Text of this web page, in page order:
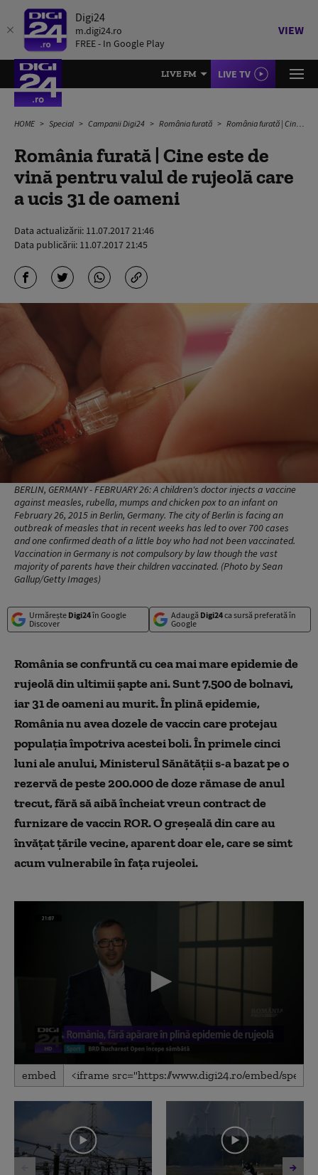
Digi24
m.digi24.ro
FREE - In Google Play
VIEW
LIVE FM LIVE TV
HOME Special Campanii Digi24 România furată România furată | Cine este de vină pentru valul de rujeolă care a ucis 31 de oameni
România furată | Cine este de
vină pentru valul de rujeolă care
a ucis 31 de oameni
Data actualizării: 11.07.2017 21:46
Data publicării: 11.07.2017 21:45
BERLIN, GERMANY - FEBRUARY 26: A children's doctor injects a vaccine
against measles, rubella, mumps and chicken pox to an infant on
February 26, 2015 in Berlin, Germany. The city of Berlin is facing an
outbreak of measles that in recent weeks has led to over 700 cases
and one confirmed death of a little boy who had not been vaccinated.
Vaccination in Germany is not compulsory by law though the vast
majority of parents have their children vaccinated. (Photo by Sean
Gallup/Getty Images)
Urmărește Digi24în Google
Discover
Adaugă Digi24ca sursă preferată în
Google
România se confruntă cu cea mai mare epidemie de
rujeolă din ultimii șapte ani. Sunt 7.500 de bolnavi,
iar 31 de oameni au murit. În plină epidemie,
România nu avea dozele de vaccin care protejau
populaţia împotriva acestei boli. În primele cinci
luni ale anului, Ministerul Sănătăţii s-a bazat pe o
rezervă de peste 200.000 de doze rămase de anul
trecut, fără să aibă încheiat vreun contract de
furnizare de vaccin ROR. O greşeală din care au
învăţat ţările vecine, aparent doar ele, care se simt
acum vulnerabile în faţa rujeolei.
0
seconds
23
minutes,
seconds
embed